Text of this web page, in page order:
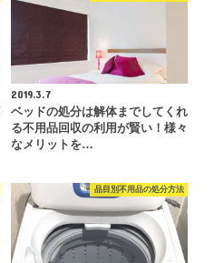
2019.3.7
ベッドの処分は解体までしてくれ
る不用品回収の利用が賢い！様々
なメリットを…
品目別不用品の処分方法